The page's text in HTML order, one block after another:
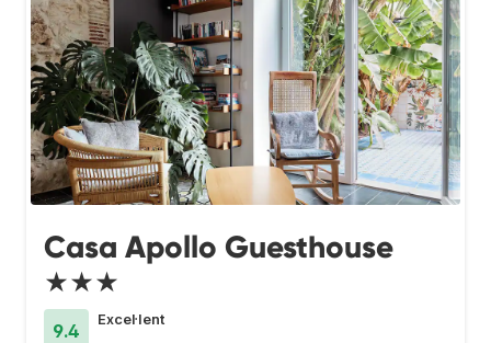
Casa Apollo Guesthouse
★★★
9.4
Excel·lent